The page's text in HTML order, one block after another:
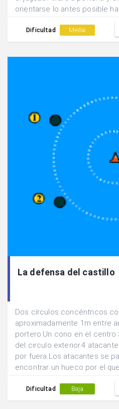
orientarse lo antes posible
Dificultad Media
La defensa del castillo
Dos círculos concéntricos
aproximadamente 1m entre
portero.Un cono en el
del circulo exterior.4
por fuera.Los atacantes se
encontrar un hueco por el
Dificultad Baja